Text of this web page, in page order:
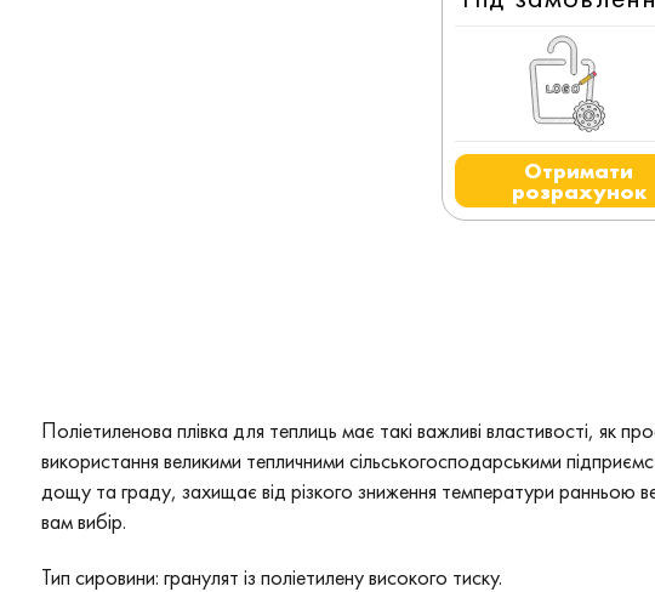
Отримати
розрахунок
Поліетиленова плівка для теплиць має такі важливі властивості, як
використання великими тепличними сільськогосподарськими
дощу та граду, захищає від різкого зниження температури ранньою
вам вибір.
Тип сировини: гранулят із поліетилену високого тиску.